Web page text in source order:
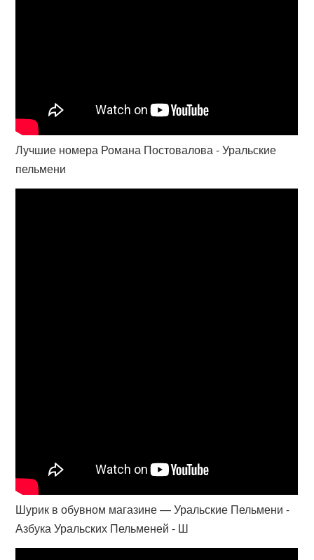
Лучшие номера Романа Постовалова - Уральские
пельмени
Шурик в обувном магазине — Уральские Пельмени -
Азбука Уральских Пельменей - Ш